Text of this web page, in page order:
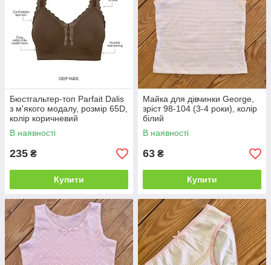
Бюстгальтер-топ Parfait Dalis
з м'якого модалу, розмір 65D,
колір коричневий
В наявності
235 ₴
Купити
Майка для дівчинки George,
зріст 98-104 (3-4 роки), колір
білий
В наявності
63 ₴
Купити